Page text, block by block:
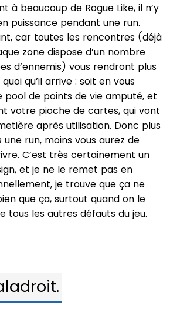
à beaucoup de Rogue Like, il n’y
puissance pendant une run.
car toutes les rencontres (déjà
zone dispose d’un nombre
d’ennemis) vous rendront plus
qu’il arrive : soit en vous
pool de points de vie amputé, et
votre pioche de cartes, qui vont
après utilisation. Donc plus
run, moins vous aurez de
C’est très certainement un
et je ne le remet pas en
je trouve que ça ne
que ça, surtout quand on le
tous les autres défauts du jeu.